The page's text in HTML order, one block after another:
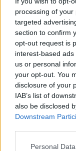
processing of
targeted
section to confirm
opt-out request is
interest-based
us or personal
your opt-out. You
disclosure of your
IAB’s list of
also be disclosed
Downstream
Please note that
Personal
In definitiva, la
diversi, spesso
una copertura
consente di
maggiore
ma anche la